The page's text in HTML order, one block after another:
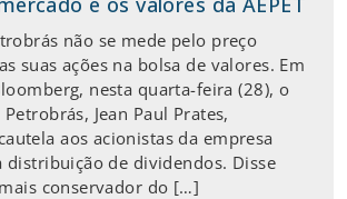
não se mede pelo preço
suas ações na bolsa de valores. Em
nesta quarta-feira (28), o
Jean Paul Prates,
aos acionistas da empresa
distribuição de dividendos. Disse
conservador do […]